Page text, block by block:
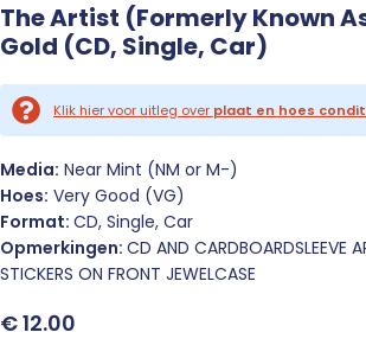
The Artist (Formerly Known
Gold (CD, Single, Car)
Klik hier voor uitleg over plaat en hoes
Media: Near Mint (NM or M-)
Hoes: Very Good (VG)
Format: CD, Single, Car
Opmerkingen: CD AND CARDBOARDSLEEVE
STICKERS ON FRONT JEWELCASE
€12.00